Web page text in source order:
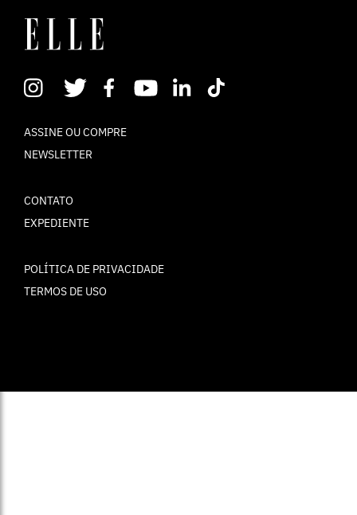
ASSINE OU COMPRE
NEWSLETTER
CONTATO
EXPEDIENTE
POLÍTICA DE PRIVACIDADE
TERMOS DE USO